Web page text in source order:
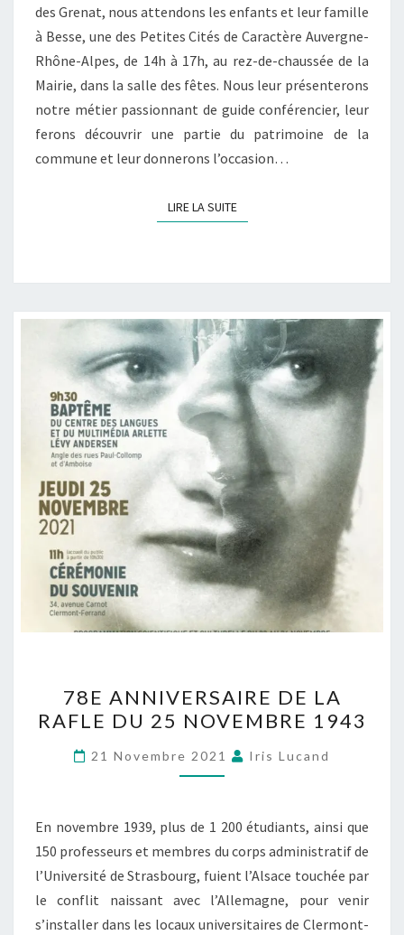
des Grenat, nous attendons les enfants et leur famille
à Besse, une des Petites Cités de Caractère Auvergne-
Rhône-Alpes, de 14h à 17h, au rez-de-chaussée de la
Mairie, dans la salle des fêtes. Nous leur présenterons
notre métier passionnant de guide conférencier, leur
ferons découvrir une partie du patrimoine de la
commune et leur donnerons l’occasion…
LIRE LA SUITE
78E ANNIVERSAIRE DE LA
RAFLE DU 25 NOVEMBRE 1943
21 Novembre 2021 Iris Lucand
En novembre 1939, plus de 1 200 étudiants, ainsi que
150 professeurs et membres du corps administratif de
l’Université de Strasbourg, fuient l’Alsace touchée par
le conflit naissant avec l’Allemagne, pour venir
s’installer dans les locaux universitaires de Clermont-